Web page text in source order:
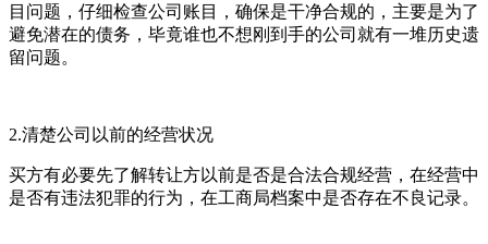
目问题，仔细检查公司账目，确保是干净合规的，主要是为了
避免潜在的债务，毕竟谁也不想刚到手的公司就有一堆历史遗
留问题。
2.清楚公司以前的经营状况
买方有必要先了解转让方以前是否是合法合规经营，在经营中
是否有违法犯罪的行为，在工商局档案中是否存在不良记录。